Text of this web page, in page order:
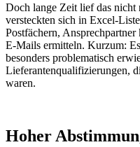
Doch lange Zeit lief das nicht
versteckten sich in Excel-
Postfächern,
E-Mails ermitteln. Kurzum:
besonders problematisch
Lieferantenqualifizierungen,
waren.
Hoher